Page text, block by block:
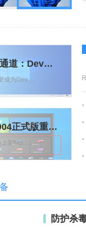
微软更改 Win10 预览计划通道：Dev、Beta、Release Preview
成为Dev......
微软 Windows 10 版本 2004正式版重磅更新
架MS......
防护杀